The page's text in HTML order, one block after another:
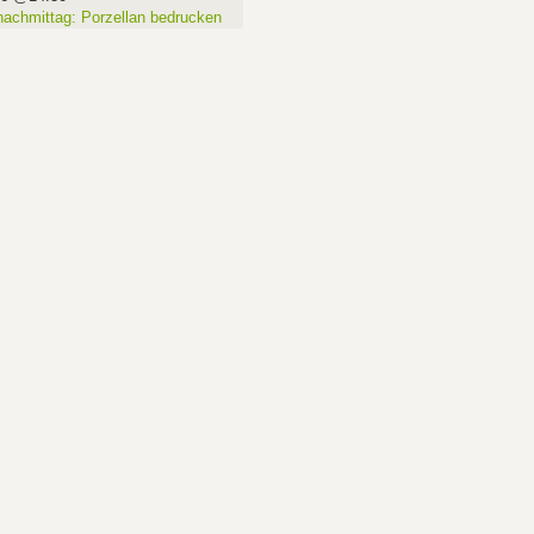
Porzellan bedrucken